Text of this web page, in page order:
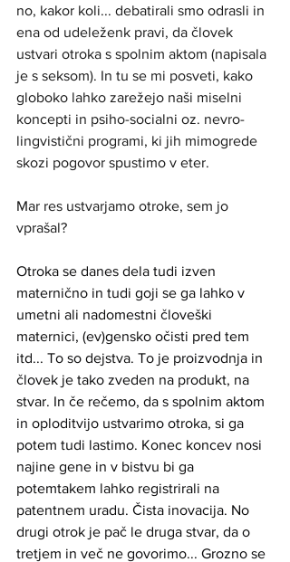
no, kakor koli... debatirali smo odrasli in
ena od udeleženk pravi, da človek
ustvari otroka s spolnim aktom (napisala
je s seksom). In tu se mi posveti, kako
globoko lahko zarežejo naši miselni
koncepti in psiho-socialni oz. nevro-
lingvistični programi, ki jih mimogrede
skozi pogovor spustimo v eter.
Mar res ustvarjamo otroke, sem jo
vprašal?
Otroka se danes dela tudi izven
maternično in tudi goji se ga lahko v
umetni ali nadomestni človeški
maternici, (ev)gensko očisti pred tem
itd... To so dejstva. To je proizvodnja in
človek je tako zveden na produkt, na
stvar. In če rečemo, da s spolnim aktom
in oploditvijo ustvarimo otroka, si ga
potem tudi lastimo. Konec koncev nosi
najine gene in v bistvu bi ga
potemtakem lahko registrirali na
patentnem uradu. Čista inovacija. No
drugi otrok je pač le druga stvar, da o
tretjem in več ne govorimo... Grozno se